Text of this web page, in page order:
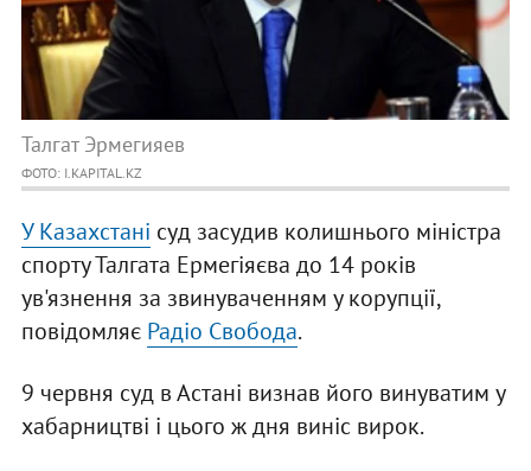
Талгат Эрмегияев
ФОТО: I.KAPITAL.KZ
У Казахстані суд засудив колишнього міністра
спорту Талгата Ермегіяєва до 14 років
ув'язнення за звинуваченням у корупції,
повідомляє Радіо Свобода.
9 червня суд в Астані визнав його винуватим у
хабарництві і цього ж дня виніс вирок.